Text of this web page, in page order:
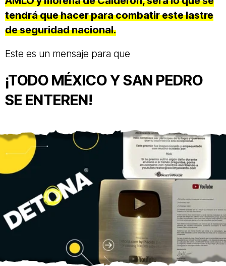
tendrá que hacer para combatir este lastre
de seguridad nacional.
Este es un mensaje para que
¡TODO MÉXICO Y SAN PEDRO
SE ENTEREN!